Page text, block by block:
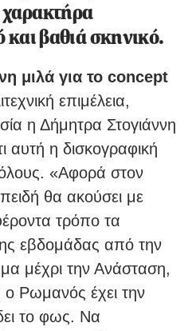
και βαθιά σκηνικό.
μιλά για το concept
επιμέλεια,
η Δήμητρα Στογιάννη
αυτή η δισκογραφική
«Αφορά στον
θα ακούσει με
τρόπο τα
εβδομάδας από την
μέχρι την Ανάσταση,
ο Ρωμανός έχει την
το φως. Να